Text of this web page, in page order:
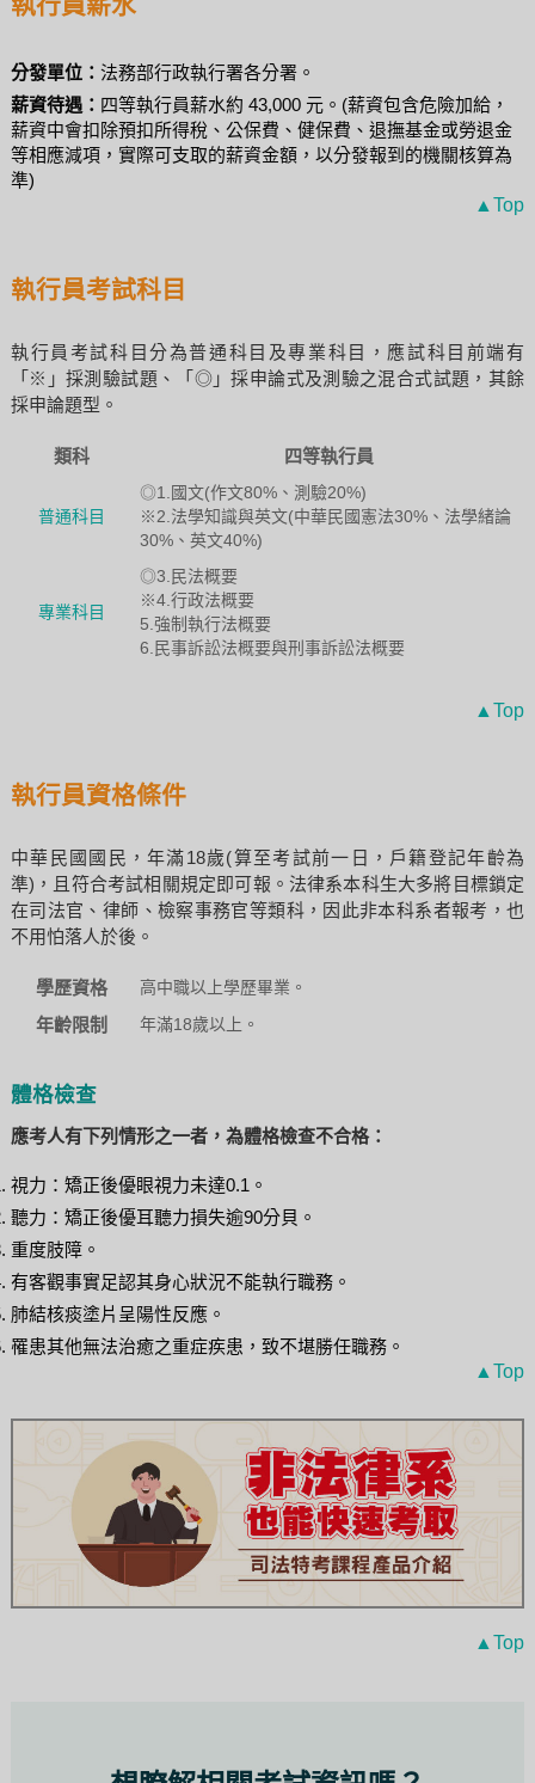
分發單位： 法務部行政執行署各分署。
薪資待遇： 四等執行員薪水約 43,000 元。(薪資包含危險加給，
薪資中會扣除預扣所得稅、公保費、健保費、退撫基金或勞退金
等相應減項，實際可支取的薪資金額，以分發報到的機關核算為
準)
▲Top
執行員考試科目
執行員考試科目分為普通科目及專業科目，應試科目前端有
「※」採測驗試題、「◎」採申論式及測驗之混合式試題，其餘
採申論題型。
類科 四等執行員
普通科目
◎1.國文(作文80%、測驗20%)
※2.法學知識與英文(中華民國憲法30%、法學緒論
30%、英文40%)
專業科目
◎3.民法概要
※4.行政法概要
5.強制執行法概要
6.民事訴訟法概要與刑事訴訟法概要
▲Top
執行員資格條件
中華民國國民，年滿18歲(算至考試前一日，戶籍登記年齡為
準)，且符合考試相關規定即可報。法律系本科生大多將目標鎖定
在司法官、律師、檢察事務官等類科，因此非本科系者報考，也
不用怕落人於後。
學歷資格 高中職以上學歷畢業。
年齡限制 年滿18歲以上。
體格檢查
應考人有下列情形之一者，為體格檢查不合格：
視力：矯正後優眼視力未達0.1。
聽力：矯正後優耳聽力損失逾90分貝。
重度肢障。
有客觀事實足認其身心狀況不能執行職務。
肺結核痰塗片呈陽性反應。
罹患其他無法治癒之重症疾患，致不堪勝任職務。
▲Top
▲Top